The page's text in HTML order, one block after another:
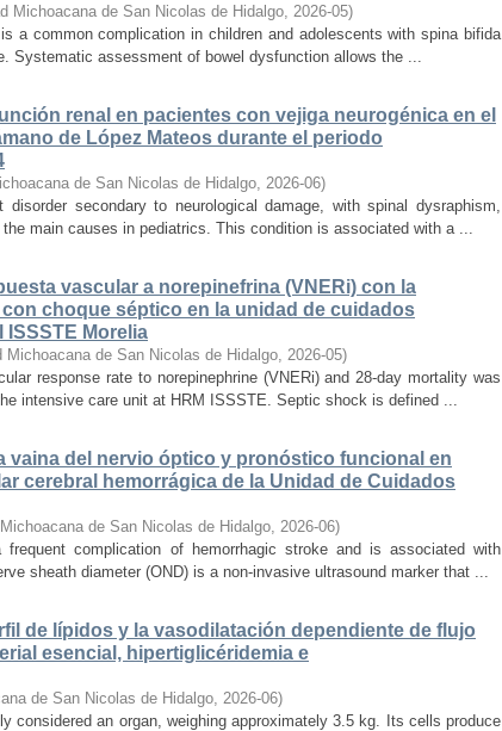
Michoacana de San Nicolas de Hidalgo, 2026-05)
a common complication in children and adolescents with spina bifida
Systematic assessment of bowel dysfunction allows the ...
renal en pacientes con vejiga neurogénica en el
de López Mateos durante el periodo
de San Nicolas de Hidalgo, 2026-06)
secondary to neurological damage, with spinal dysraphism,
main causes in pediatrics. This condition is associated with a ...
vascular a norepinefrina (VNERi) con la
choque séptico en la unidad de cuidados
Morelia
Michoacana de San Nicolas de Hidalgo, 2026-05)
response rate to norepinephrine (VNERi) and 28-day mortality was
intensive care unit at HRM ISSSTE. Septic shock is defined ...
vaina del nervio óptico y pronóstico funcional en
cerebral hemorrágica de la Unidad de Cuidados
de San Nicolas de Hidalgo, 2026-06)
frequent complication of hemorrhagic stroke and is associated with
sheath diameter (OND) is a non-invasive ultrasound marker that ...
de lípidos y la vasodilatación dependiente de flujo
esencial, hipertiglicéridemia e
de San Nicolas de Hidalgo, 2026-06)
considered an organ, weighing approximately 3.5 kg. Its cells produce